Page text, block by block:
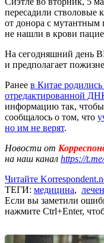
пересадили стволовые
от донора с мутантным
не нашли в крови
На сегодняшний день
и предполагает
Ранее в Китае
отредактированной
информацию так,
сообщалось о том, что
но им не верят.
Новости от
на наш канал https://
Читайте
ТЕГИ: медицина,
Если вы заметили
нажмите Ctrl+Enter,